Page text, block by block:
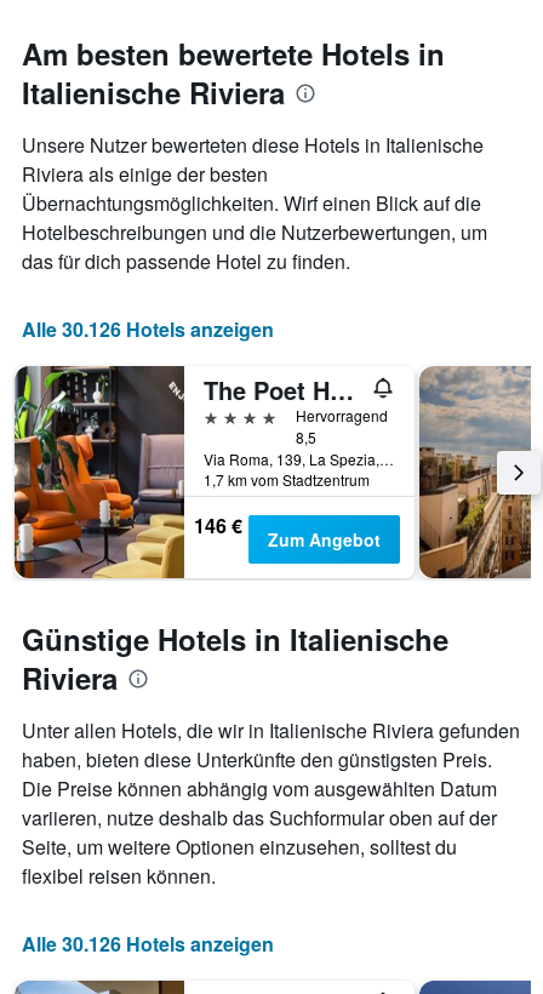
Am besten bewertete Hotels in
Italienische Riviera
Unsere Nutzer bewerteten diese Hotels in Italienische
Riviera als einige der besten
Übernachtungsmöglichkeiten. Wirf einen Blick auf die
Hotelbeschreibungen und die Nutzerbewertungen, um
das für dich passende Hotel zu finden.
Alle 30.126 Hotels anzeigen
The Poet Hotel
4 Sterne
Hervorragend
8,5
Via Roma, 139, La Spezia, La Spezia, Italien
1,7 km vom Stadtzentrum
146 € Zum Angebot
Günstige Hotels in Italienische
Riviera
Unter allen Hotels, die wir in Italienische Riviera gefunden
haben, bieten diese Unterkünfte den günstigsten Preis.
Die Preise können abhängig vom ausgewählten Datum
variieren, nutze deshalb das Suchformular oben auf der
Seite, um weitere Optionen einzusehen, solltest du
flexibel reisen können.
Alle 30.126 Hotels anzeigen